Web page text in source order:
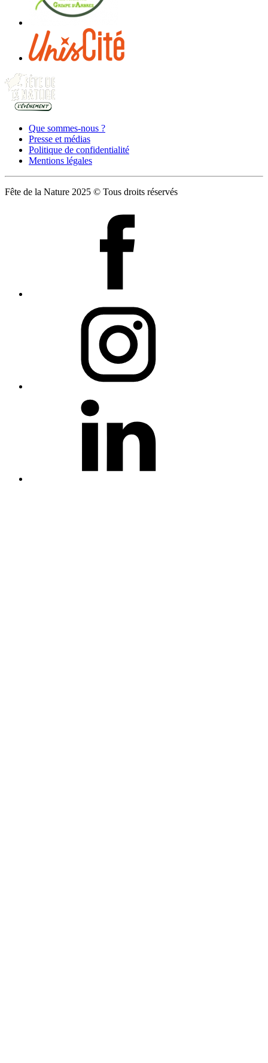
Que sommes-nous ?
Presse et médias
Politique de confidentialité
Mentions légales
Fête de la Nature 2025 © Tous droits réservés